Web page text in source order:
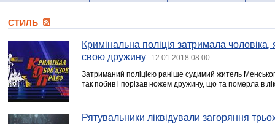
СТИЛЬ
Кримінальна поліція затримала чоловіка,
свою дружину
12.01.2018 08:00
Затриманий поліцією раніше судимий житель
так побив і порізав ножем дружину, що та померла в
Рятувальники ліквідували загоряння